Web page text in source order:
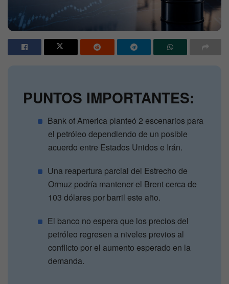
PUNTOS IMPORTANTES:
Bank of America planteó 2 escenarios para
el petróleo dependiendo de un posible
acuerdo entre Estados Unidos e Irán.
Una reapertura parcial del Estrecho de
Ormuz podría mantener el Brent cerca de
103 dólares por barril este año.
El banco no espera que los precios del
petróleo regresen a niveles previos al
conflicto por el aumento esperado en la
demanda.